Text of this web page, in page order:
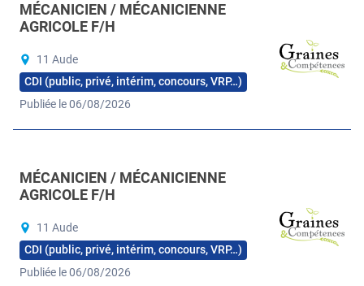
MÉCANICIEN / MÉCANICIENNE
AGRICOLE F/H
11 Aude
CDI (public, privé, intérim, concours, VRP…)
Publiée le 06/08/2026
MÉCANICIEN / MÉCANICIENNE
AGRICOLE F/H
11 Aude
CDI (public, privé, intérim, concours, VRP…)
Publiée le 06/08/2026